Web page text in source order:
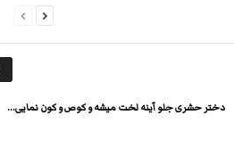
دختر حشری جلو آینه لخت میشه و کوص و کون نمایی...